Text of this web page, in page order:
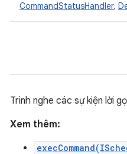
CommandStatusHandler,
Trình nghe các sự kiện lời
Xem thêm: